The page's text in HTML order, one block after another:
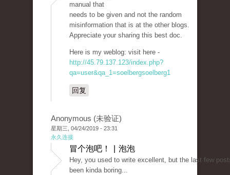
manual that
needs to be given and not the random
misinformation that is at the other blogs.
Appreciate your sharing this best doc.
Here is my weblog: visit here -
http://45.79.137.123/index.php?
qa=user&qa_1=soelbergsoelberg1
回复
Anonymous (未验证)
星期三, 04/24/2019 - 23:31
永久连接
冒个泡吧！ | 泡泡
Hey, you used to write excellent, but the last few
been kinda boring...